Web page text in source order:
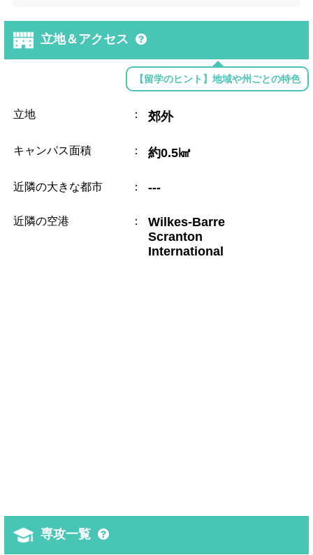
立地＆アクセス
【留学のヒント】地域や州ごとの特色
立地 ： 郊外
キャンパス面積 ： 約0.5㎢
近隣の大きな都市 ： ---
近隣の空港 ：
Wilkes-Barre
Scranton
International
専攻一覧